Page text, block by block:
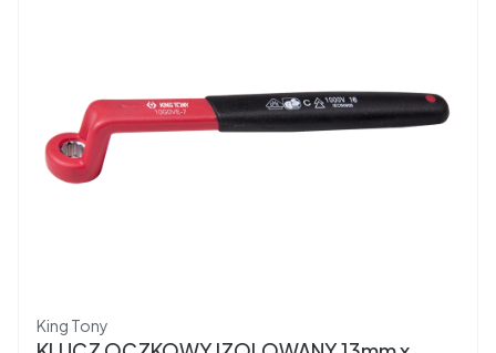
Producent
King Tony